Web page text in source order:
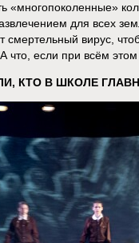
«многопоколенные»
для всех
смертельный вирус,
что, если при всём
КТО В ШКОЛЕ